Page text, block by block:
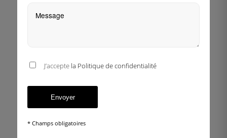
J’accepte la Politique de confidentialité
* Champs obligatoires